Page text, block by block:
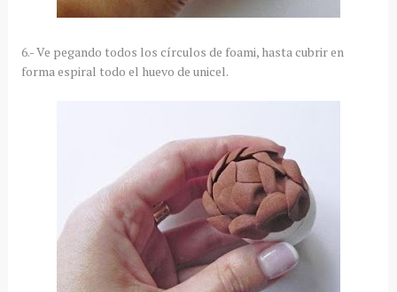
6.- Ve pegando todos los círculos de foami, hasta cubrir en
forma espiral todo el huevo de unicel.